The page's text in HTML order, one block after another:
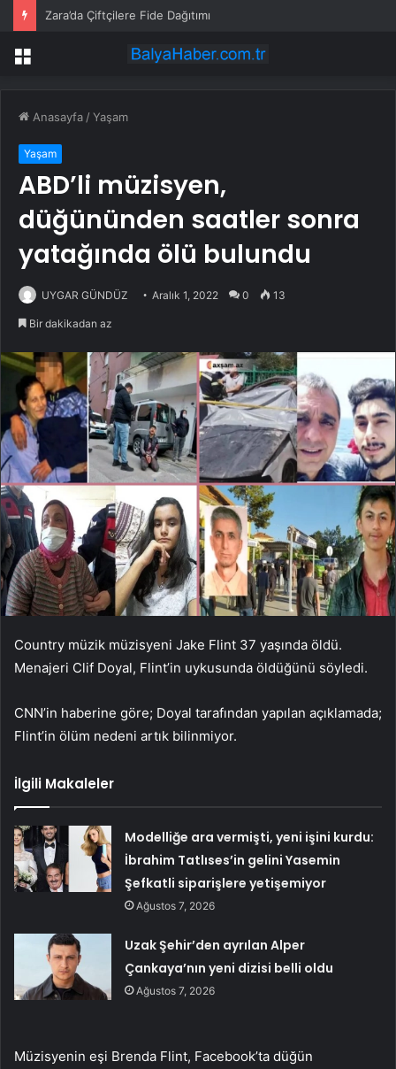
Zara’da Çiftçilere Fide Dağıtımı
Menü
Anasayfa /Yaşam
Yaşam
ABD’li müzisyen,
düğününden saatler sonra
yatağında ölü bulundu
UYGAR GÜNDÜZ Aralık 1, 2022 0 13
Bir dakikadan az
Country müzik müzisyeni Jake Flint 37 yaşında öldü.
Menajeri Clif Doyal, Flint’in uykusunda öldüğünü söyledi.
CNN’in haberine göre; Doyal tarafından yapılan açıklamada;
Flint’in ölüm nedeni artık bilinmiyor.
İlgili Makaleler
Modelliğe ara vermişti, yeni işini kurdu:
İbrahim Tatlıses’in gelini Yasemin
Şefkatli siparişlere yetişemiyor
Ağustos 7, 2026
Uzak Şehir’den ayrılan Alper
Çankaya’nın yeni dizisi belli oldu
Ağustos 7, 2026
Müzisyenin eşi Brenda Flint, Facebook’ta düğün